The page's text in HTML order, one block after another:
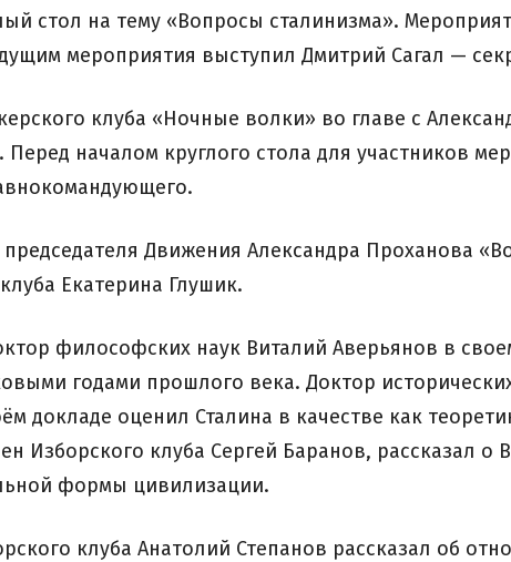
стол на тему «Вопросы сталинизма».
мероприятия выступил Дмитрий Сагал —
клуба «Ночные волки» во главе с
началом круглого стола для участников
Движения Александра Проханова
Екатерина Глушик.
философских наук Виталий Аверьянов в
годами прошлого века. Доктор
докладе оценил Сталина в качестве как
Изборского клуба Сергей Баранов, рассказал о
формы цивилизации.
клуба Анатолий Степанов рассказал об